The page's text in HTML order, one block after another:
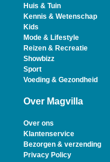
Huis & Tuin
Kennis & Wetenschap
Kids
Mode & Lifestyle
Reizen & Recreatie
Showbizz
Sport
Voeding & Gezondheid
Over Magvilla
Over ons
Klantenservice
Bezorgen & verzending
Privacy Policy